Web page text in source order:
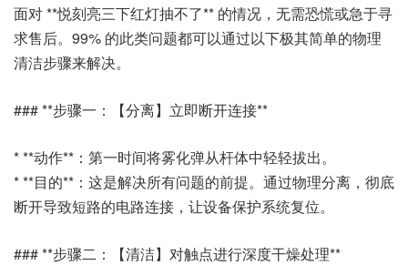
面对 **悦刻亮三下红灯抽不了** 的情况，无需恐慌或急于寻
求售后。99% 的此类问题都可以通过以下极其简单的物理
清洁步骤来解决。
### **步骤一：【分离】立即断开连接**
* **动作**：第一时间将雾化弹从杆体中轻轻拔出。
* **目的**：这是解决所有问题的前提。通过物理分离，彻底
断开导致短路的电路连接，让设备保护系统复位。
### **步骤二：【清洁】对触点进行深度干燥处理**